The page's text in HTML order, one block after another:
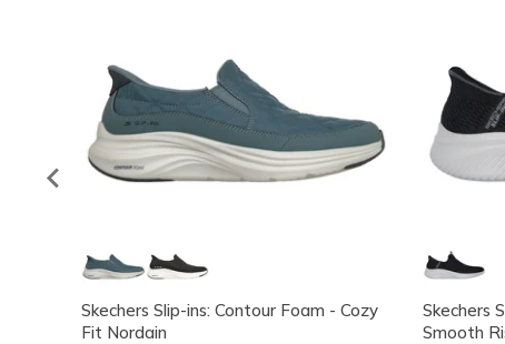
Skechers Slip-ins: Contour Foam - Cozy
Fit Nordain
Skechers
Smooth